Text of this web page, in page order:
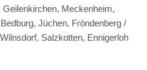
Geilenkirchen, Meckenheim,
Jüchen, Fröndenberg /
Salzkotten, Ennigerloh